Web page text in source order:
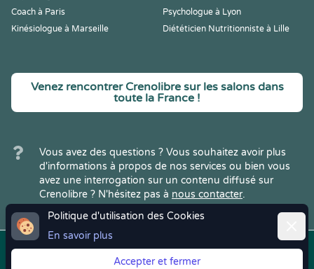
Politique d'utilisation des Cookies
En savoir plus
Accepter et fermer
Coach à Paris
Psychologue à Lyon
Kinésiologue à Marseille
Diététicien Nutritionniste à Lille
Venez rencontrer Crenolibre sur les salons dans
toute la France !
Vous avez des questions ? Vous souhaitez avoir plus
d'informations à propos de nos services ou bien vous
avez une interrogation sur un contenu diffusé sur
Crenolibre ? N'hésitez pas à nous contacter.
Copyright © 2022Crenolibre, tous
Mentions
Légales
| CGV | RGPD